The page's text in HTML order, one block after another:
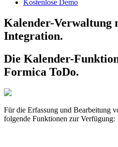
Kostenlose Demo
Kalender-Verwaltung
Integration.
Die Kalender-
Formica ToDo.
Für die Erfassung und Bearbeitung
folgende Funktionen zur Verfügung: